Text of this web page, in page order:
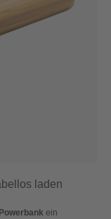
laden
ein